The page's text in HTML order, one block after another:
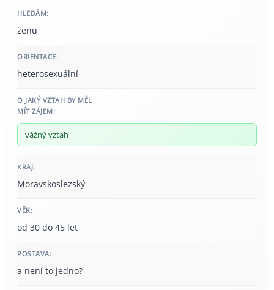
HLEDÁM:
ženu
ORIENTACE:
heterosexuální
O JAKÝ VZTAH BY MĚL
MÍT ZÁJEM:
vážný vztah
KRAJ:
Moravskoslezský
VĚK:
od 30 do 45 let
POSTAVA:
a není to jedno?